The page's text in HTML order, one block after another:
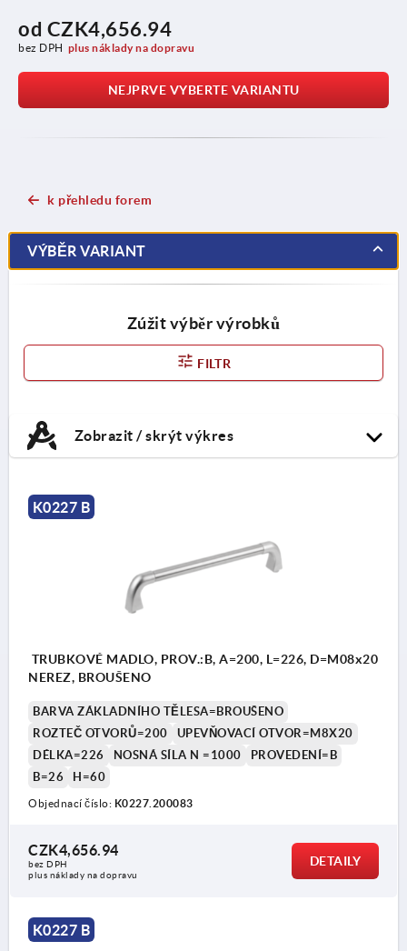
od CZK4,656.94
bez DPH plus náklady na dopravu
NEJPRVE VYBERTE VARIANTU
k přehledu forem
VÝBĚR VARIANT
Zúžit výběr výrobků
FILTR
Zobrazit / skrýt výkres
K0227 B
TRUBKOVÉ MADLO, PROV.:B, A=200, L=226, D=M08x20
NEREZ, BROUŠENO
BARVA ZÁKLADNÍHO TĚLESA=BROUŠENO
ROZTEČ OTVORŮ=200
UPEVŇOVACÍ OTVOR=M8X20
DÉLKA=226
NOSNÁ SÍLA N =1000
PROVEDENÍ=B
B=26
H=60
Objednací číslo: K0227.200083
CZK4,656.94
bez DPH
plus náklady na dopravu
DETAILY
K0227 B